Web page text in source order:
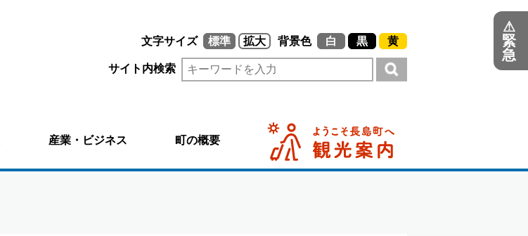
背景色 白 黒 黄
文字サイズ 標準 拡大
サイト内検索
⚠
緊
急
産業・ビジネス 町の概要